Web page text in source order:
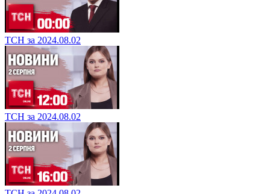
ТСН за 2024.08.02
ТСН за 2024.08.02